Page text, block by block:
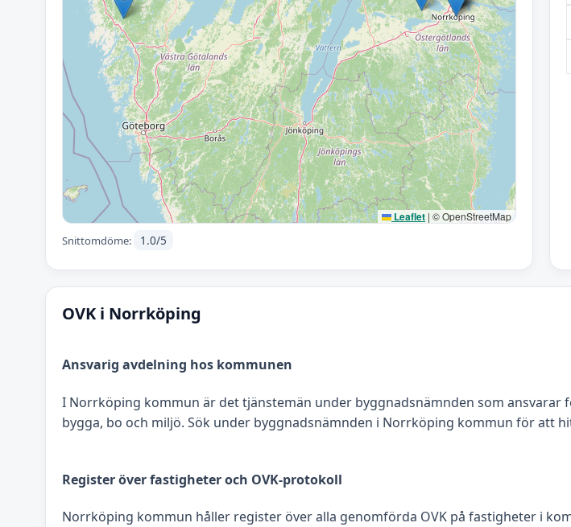
Leaflet | © OpenStreetMap
Snittomdöme: 1.0/5
OVK i Norrköping
Ansvarig avdelning hos kommunen
I Norrköping kommun är det tjänstemän under byggnadsnämnden som ansvarar
bygga, bo och miljö. Sök under byggnadsnämnden i Norrköping kommun för att
Register över fastigheter och OVK-protokoll
Norrköping kommun håller register över alla genomförda OVK på fastigheter i